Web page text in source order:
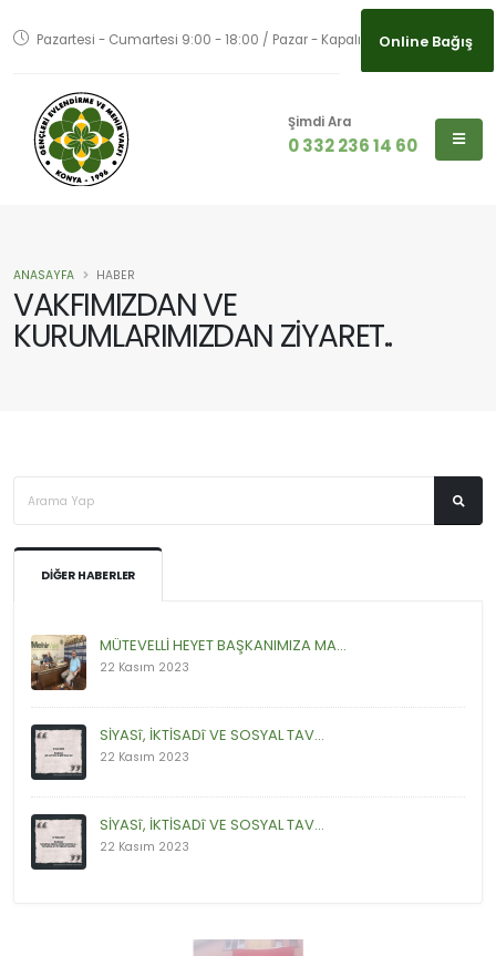
Pazartesi - Cumartesi 9:00 - 18:00 / Pazar - Kapalı Online Bağış
Şimdi Ara
0 332 236 14 60
VAKFIMIZDAN VE
KURUMLARIMIZDAN ZİYARET..
ANASAYFA HABER
DIĞER HABERLER
MÜTEVELLİ HEYET BAŞKANIMIZA MA...
22 Kasım 2023
SİYASî, İKTİSADî VE SOSYAL TAV...
22 Kasım 2023
SİYASî, İKTİSADî VE SOSYAL TAV...
22 Kasım 2023